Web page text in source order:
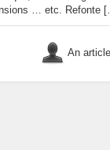
… etc. Refonte
An